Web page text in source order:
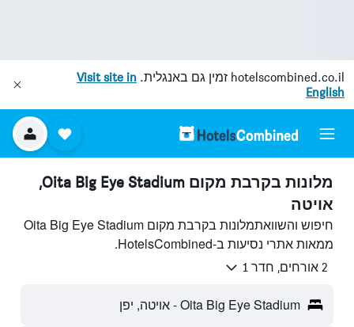
hotelscombined.co.il זמין גם באנגלית. Visit site in
English
מלונות בקרבת מקום Oita Big Eye Stadium,
אויטה
חיפוש והשוואתמלונות בקרבת מקום Oita Big Eye Stadium
ממאות אתרי נסיעות ב-HotelsCombined.
2 אורחים, חדר 1
Oita Big Eye Stadium - אויטה, יפן